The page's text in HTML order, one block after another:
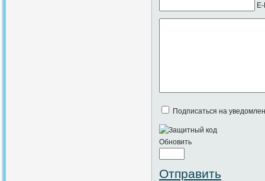
Подписаться на
Обновить
Отправить